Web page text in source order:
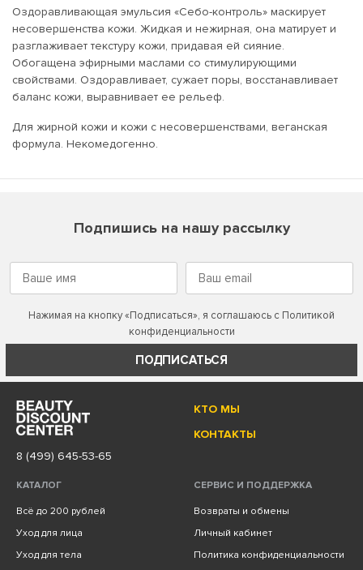
Оздоравливающая эмульсия «Себо-контроль» маскирует
несовершенства кожи. Жидкая и нежирная, она матирует и
разглаживает текстуру кожи, придавая ей сияние.
Обогащена эфирными маслами со стимулирующими
свойствами. Оздоравливает, сужает поры, восстанавливает
баланс кожи, выравнивает ее рельеф.
Для жирной кожи и кожи с несовершенствами, веганская
формула. Некомедогенно.
Подпишись на нашу рассылку
Нажимая на кнопку «Подписаться», я соглашаюсь с Политикой
конфиденциальности
ПОДПИСАТЬСЯ
КТО МЫ
КОНТАКТЫ
8 (499) 645-53-65
КАТАЛОГ
Всё до 200 рублей
Уход для лица
Уход для тела
СЕРВИС И ПОДДЕРЖКА
Возвраты и обмены
Личный кабинет
Политика конфиденциальности